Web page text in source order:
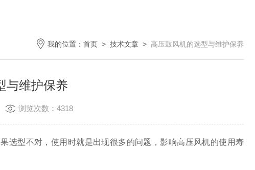
我的位置： 首页 > 技术文章 > 高压鼓风机的选型与维护保养
与维护保养
浏览次数：4318
选型不对，使用时就是出现很多的问题，影响高压风机的使用寿